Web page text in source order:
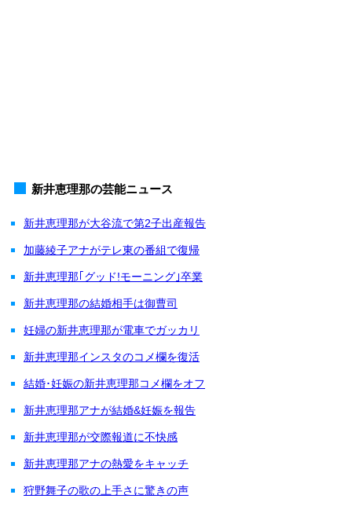
新井恵理那の芸能ニュース
新井恵理那が大谷流で第2子出産報告
加藤綾子アナがテレ東の番組で復帰
新井恵理那｢グッド!モーニング｣卒業
新井恵理那の結婚相手は御曹司
妊婦の新井恵理那が電車でガッカリ
新井恵理那インスタのコメ欄を復活
結婚･妊娠の新井恵理那コメ欄をオフ
新井恵理那アナが結婚&妊娠を報告
新井恵理那が交際報道に不快感
新井恵理那アナの熱愛をキャッチ
狩野舞子の歌の上手さに驚きの声